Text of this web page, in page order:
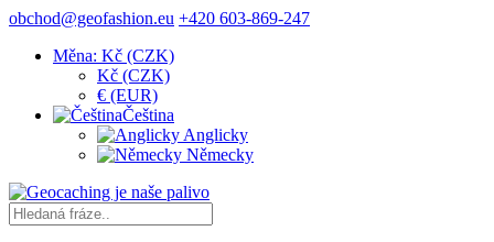
obchod@geofashion.eu +420 603-869-247
Měna: Kč (CZK)
Kč (CZK)
€ (EUR)
Čeština
Anglicky
Německy